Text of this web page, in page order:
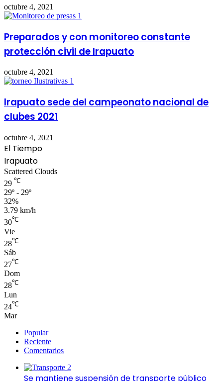
octubre 4, 2021
Preparados y con monitoreo constante
protección civil de Irapuato
octubre 4, 2021
Irapuato sede del campeonato nacional de
clubes 2021
octubre 4, 2021
El Tiempo
Irapuato
Scattered Clouds
29 ℃
29º - 29º
32%
3.79 km/h
30℃
Vie
28℃
Sáb
27℃
Dom
28℃
Lun
24℃
Mar
Popular
Reciente
Comentarios
Se mantiene suspensión de transporte público